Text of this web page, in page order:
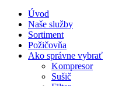
Úvod
Naše služby
Sortiment
Požičovňa
Ako správne vybrať
Kompresor
Sušič